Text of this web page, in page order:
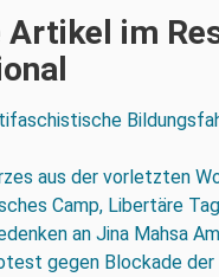
Artikel im
aus der vorletzten
Camp, Libertäre
an Jina Mahsa
gegen Blockade der